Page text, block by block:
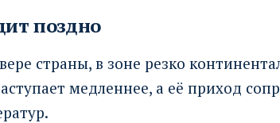
поздно
страны, в зоне резко
медленнее, а её приход